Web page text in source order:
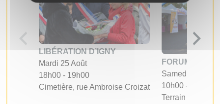
LIBÉRATION D’IGNY
Mardi 25 Août
18h00 - 19h00
Cimetière, rue Ambroise Croizat
FORUM DES
Samedi 05
10h00 - 17h00
Terrain